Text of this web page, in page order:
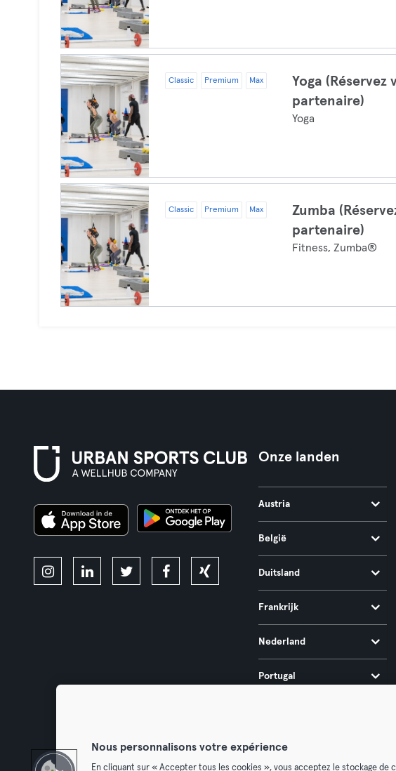
Classic Premium Max
Yoga (Réservez
partenaire)
Yoga
Classic Premium Max
Zumba
partenaire)
Fitness, Zumba®
Onze landen
Austria
België
Duitsland
Frankrijk
Nederland
Portugal
Nous personnalisons votre expérience
En cliquant sur « Accepter tous les cookies », vous acceptez le stockage de